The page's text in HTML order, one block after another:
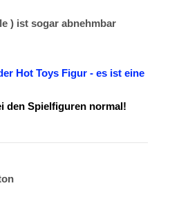
) ist sogar abnehmbar
Hot Toys Figur - es ist eine
den Spielfiguren normal!